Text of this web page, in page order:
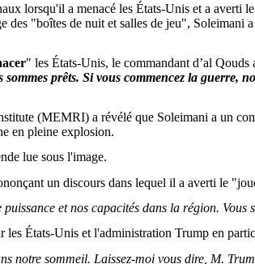
lorsqu'il a menacé les États-Unis et a averti
des "boîtes de nuit et salles de jeu", Soleimani
" les États-Unis, le commandant d’al Qouds
prêts. Si vous commencez la guerre,
(MEMRI) a révélé que Soleimani a un
en pleine explosion.
lue sous l'image.
un discours dans lequel il a averti le
et nos capacités dans la région.
les États-Unis et l'administration Trump en
notre sommeil. Laissez-moi vous dire, M.